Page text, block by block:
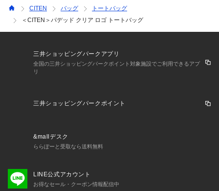
CITEN バッグ
トートバッグ
＜CITEN＞パデッド クリア ロゴ トートバッグ
三井ショッピングパークアプリ
全国の三井ショッピングパークポイント対象施設でご利用できるアプ
リ
三井ショッピングパークポイント
&mallデスク
ららぽーと受取なら送料無料
LINE公式アカウント
お得なセール・クーポン情報配信中